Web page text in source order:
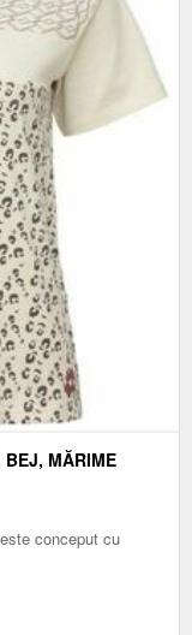
MĂRIME
conceput cu